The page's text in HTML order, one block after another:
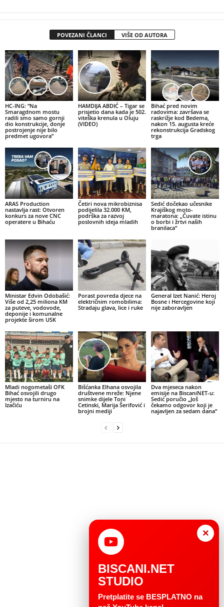
POVEZANI ČLANCI VIŠE OD AUTORA
HC-ING: “Na
Smaragdnom mostu
radili smo samo gornji
dio konstrukcije, donje
postrojenje nije bilo
predmet ugovora”
HAMDIJA ABDIĆ – Tigar se
prisjetio dana kada je 502.
viteška krenula u Oluju
(VIDEO)
Bihać pred novim
radovima: završava se
raskrižje kod Bedema,
nakon 15. augusta kreće
rekonstrukcija Gradskog
trga
ARAS Production
nastavlja rast: Otvoren
konkurs za nove CNC
operatere u Bihaću
Četiri nova mikrobiznisa
podijelila 32.000 KM,
podrška za razvoj
poslovnih ideja mladih
Sedić dočekao učesnike
Krajiškog moto-
maratona: „Čuvate istinu
o borbi i žrtvi naših
branilaca“
Ministar Edvin Odobašić:
Više od 2,25 miliona KM
za puteve, vodovode,
deponije i komunalne
projekte širom USK
Porast povreda djece na
električnim romobilima:
Stradaju glava, lice i ruke
General Izet Nanić: Heroj
Bosne i Hercegovine koji
nije zaboravljen
Mladi nogometaši OFK
Bihać osvojili drugo
mjesto na turniru na
Izačiću
Bišćanka Elhana osvojila
društvene mreže: Njene
snimke dijele Toni
Cetinski, Marija Šerifović i
brojni mediji
Dva mjeseca nakon
emisije na BiscaniNET-u:
Sedić poručio „Još
čekamo odgovor koji je
najavljen za sedam dana“
×
BISCANI.NET
STUDIO
Pretplatite se BESPLATNO na